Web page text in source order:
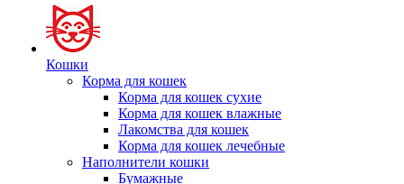
Кошки
Корма для кошек
Корма для кошек сухие
Корма для кошек влажные
Лакомства для кошек
Корма для кошек лечебные
Наполнители кошки
Бумажные